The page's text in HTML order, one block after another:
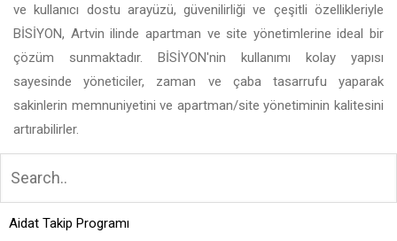
ve kullanıcı dostu arayüzü, güvenilirliği ve çeşitli özellikleriyle
BİSİYON, Artvin ilinde apartman ve site yönetimlerine ideal bir
çözüm sunmaktadır. BİSİYON'nin kullanımı kolay yapısı
sayesinde yöneticiler, zaman ve çaba tasarrufu yaparak
sakinlerin memnuniyetini ve apartman/site yönetiminin kalitesini
artırabilirler.
Aidat Takip Programı